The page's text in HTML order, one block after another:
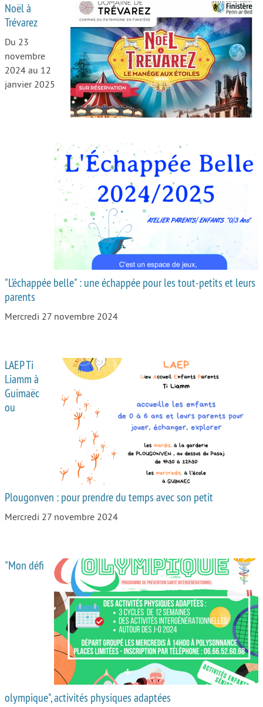
Aide aux parents
Place aux grands-parents
Noël à
Trévarez
Du 23
novembre
2024 au 12
janvier 2025
"L’échappée belle" : une échappée pour les tout-petits et leurs
parents
Mercredi 27 novembre 2024
LAEP Ti
Liamm à
Guimaëc
ou
Plougonven : pour prendre du temps avec son petit
Mercredi 27 novembre 2024
"Mon défi
olympique", activités physiques adaptées